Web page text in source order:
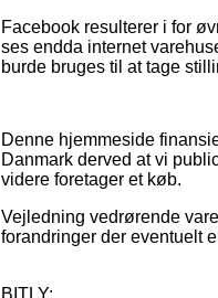
Facebook resulterer i for
ses endda internet
burde bruges til at tage
Denne hjemmeside
Danmark derved at vi
videre foretager et køb.
Vejledning vedrørende
forandringer der eventuelt
BITLY: